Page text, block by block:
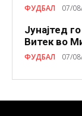
ФУДБАЛ 07/
Јунајтед
Витек во
ФУДБАЛ 07/